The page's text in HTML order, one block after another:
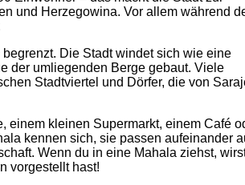
und Herzegowina. Vor allem während
Die Stadt windet sich wie eine
der umliegenden Berge gebaut. Viele
Stadtviertel und Dörfer, die von
einem kleinen Supermarkt, einem Café
kennen sich, sie passen aufeinander
Wenn du in eine Mahala ziehst,
vorgestellt hast!